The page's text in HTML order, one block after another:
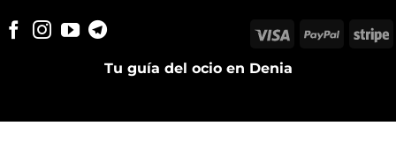
Tu guía del ocio en Denia
Visa PayPal